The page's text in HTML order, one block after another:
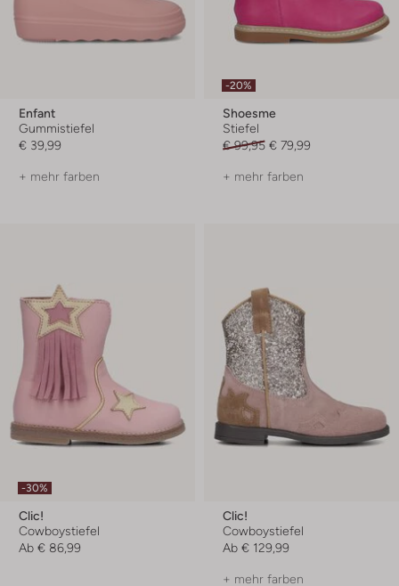
Enfant
Gummistiefel
€ 39,99
+ mehr farben
-20%
Shoesme
Stiefel
€ 99,95 € 79,99
+ mehr farben
-30%
Clic!
Cowboystiefel
Ab € 86,99
Clic!
Cowboystiefel
Ab € 129,99
+ mehr farben